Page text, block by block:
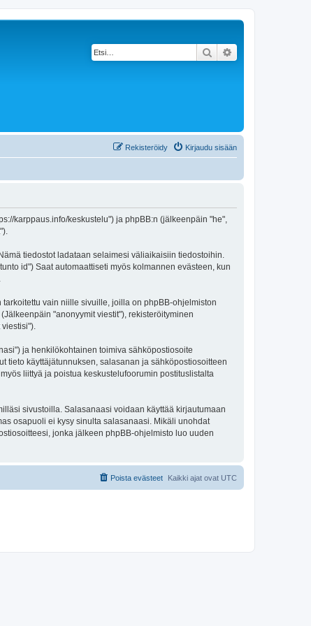
Etsi
Kirjaudu sisään
Rekisteröidy
karppaus.info/keskustelu") ja phpBB:n (jälkeenpäin "he",
tiedostot ladataan selaimesi väliaikaisiin tiedostoihin.
id") Saat automaattiseti myös kolmannen evästeen, kun
vain niille sivuille, joilla on phpBB-ohjelmiston
"anonyymit viestit"), rekisteröityminen
ja henkilökohtainen toimiva sähköpostiosoite
tieto käyttäjätunnuksen, salasanan ja sähköpostiosoitteen
liittyä ja poistua keskustelufoorumin postituslistalta
sivustoilla. Salasanaasi voidaan käyttää kirjautumaan
osapuoli ei kysy sinulta salasanaasi. Mikäli unohdat
jonka jälkeen phpBB-ohjelmisto luo uuden
Kaikki ajat ovat UTC
Poista evästeet